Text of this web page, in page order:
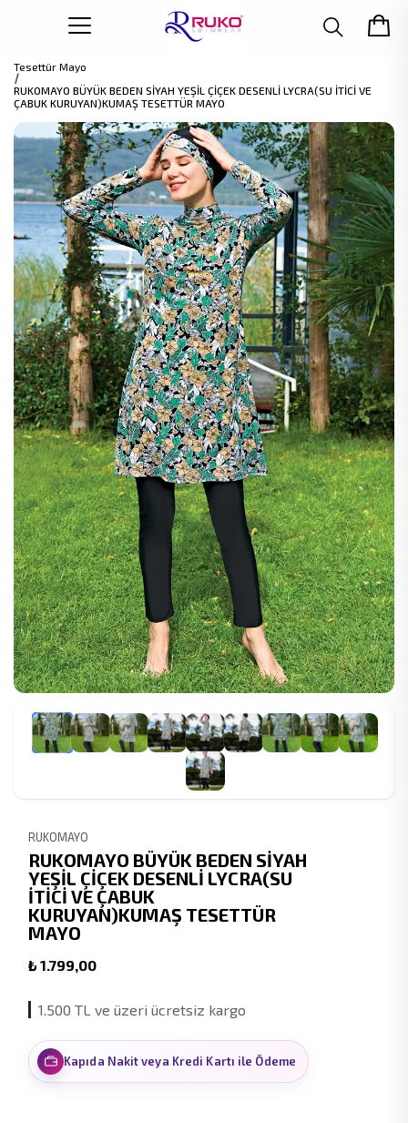
Tesettür Mayo
RUKOMAYO BÜYÜK BEDEN SİYAH YEŞİL ÇİÇEK DESENLİ LYCRA(SU İTİCİ VE
ÇABUK KURUYAN)KUMAŞ TESETTÜR MAYO
RUKOMAYO
RUKOMAYO BÜYÜK BEDEN SİYAH
YEŞİL ÇİÇEK DESENLİ LYCRA(SU
İTİCİ VE ÇABUK
KURUYAN)KUMAŞ TESETTÜR
MAYO
₺ 1.799,00
1.500 TL ve üzeri ücretsiz kargo
Kapıda Nakit veya Kredi Kartı ile Ödeme